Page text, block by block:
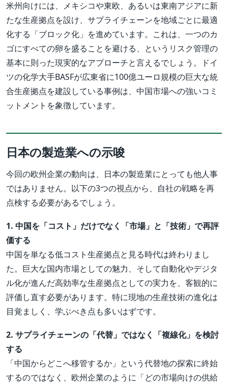
米州向けには、メキシコや東欧、あるいは東南アジアに新
たな生産拠点を設け、サプライチェーンを地域ごとに最適
化する「ブロック化」を進めています。これは、一つのカ
ゴにすべての卵を盛ることを避ける、というリスク管理の
基本に則った現実的なアプローチと言えるでしょう。ドイ
ツの化学大手BASFが広東省に100億ユーロ規模の巨大な統
合生産拠点を建設している事例は、中国市場への強いコミ
ットメントを象徴しています。
日本の製造業への示唆
今回の欧州企業の動向は、日本の製造業にとっても他人事
ではありません。以下の3つの視点から、自社の戦略を再
点検する必要があるでしょう。
1. 中国を「コスト」だけでなく「市場」と「技術」で再評
価する
中国を単なる低コスト生産拠点と見る時代は終わりまし
た。巨大な国内市場としての魅力、そして自動化やデジタ
ル化が進んだ高効率な生産拠点としての実力を、客観的に
評価し直す必要があります。特に現地の生産技術の進化は
目覚ましく、学ぶべき点も多いはずです。
2. サプライチェーンの「代替」ではなく「複線化」を検討
する
「中国からどこへ移管するか」という代替地の探索に終始
するのではなく、欧州企業のように「どの市場向けの供給